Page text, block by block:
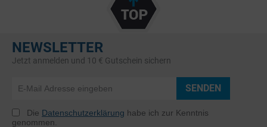
NEWSLETTER
Jetzt anmelden und 10 € Gutschein sichern
SENDEN
Die Datenschutzerklärung habe ich zur Kenntnis
genommen.